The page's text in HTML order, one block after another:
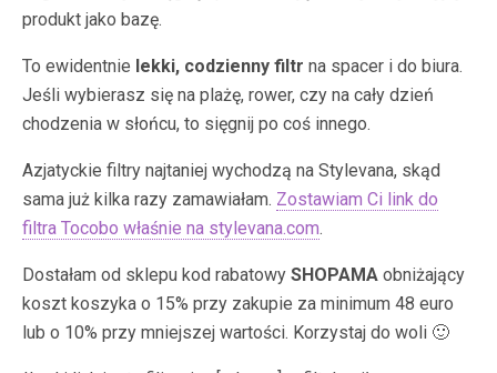
produkt jako bazę.
To ewidentnie lekki, codzienny filtr na spacer i do biura.
Jeśli wybierasz się na plażę, rower, czy na cały dzień
chodzenia w słońcu, to sięgnij po coś innego.
Azjatyckie filtry najtaniej wychodzą na Stylevana, skąd
sama już kilka razy zamawiałam. Zostawiam Ci link do
filtra Tocobo właśnie na stylevana.com.
Dostałam od sklepu kod rabatowy SHOPAMA obniżający
koszt koszyka o 15% przy zakupie za minimum 48 euro
lub o 10% przy mniejszej wartości. Korzystaj do woli 🙂